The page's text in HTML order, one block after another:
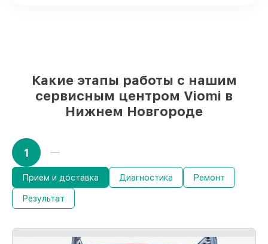
Какие этапы работы с нашим
сервисным центром Viomi в
Нижнем Новгороде
1
Прием и доставка Диагностика Ремонт
Результат